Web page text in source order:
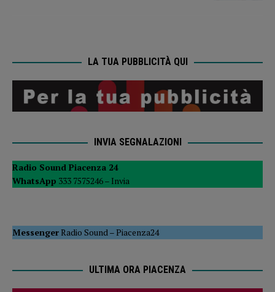
LA TUA PUBBLICITÀ QUI
INVIA SEGNALAZIONI
Radio Sound Piacenza 24
WhatsApp 333 7575246 – Invia
MessengerRadio Sound –Piacenza24
ULTIMA ORA PIACENZA